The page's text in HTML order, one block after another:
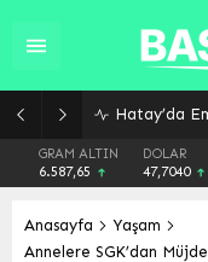
GRAM ALTIN
6.587,65
DOLAR
47,7040
Anasayfa
Yaşam
Annelere SGK’dan